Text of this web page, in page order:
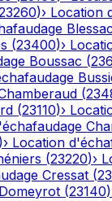
)› Location
Blessac
(23400)›
Boussac (
(
(23110)›
)› Location
(23220)›
Cressat (
Domeyrot (23140)